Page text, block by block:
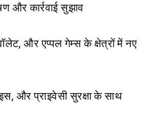
और कार्रवाई सुझाव
और एप्पल गेम्स के क्षेत्रों में नए
और प्राइवेसी सुरक्षा के साथ